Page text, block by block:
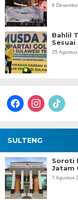
6
Bahlil
Sesuai
25
facebookinstagram
tiktok
SULTENG
Soroti
Jatam
7 Agustus